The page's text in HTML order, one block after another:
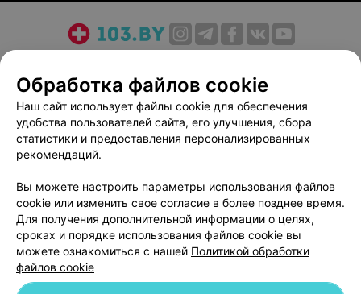
Медицинский маркетинг
Публичный договор
Пользовательское соглашение
Способы оплаты
Вакансии
Партнеры
Написать руководителю 103.by
Персональные настройки cookie
Обработка персональных данных
Обработка файлов cookie
Наш сайт использует файлы cookie для обеспечения
удобства пользователей сайта, его улучшения, сбора
статистики и предоставления персонализированных
рекомендаций.
Вы можете настроить параметры использования файлов
cookie или изменить свое согласие в более позднее время.
Для получения дополнительной информации о целях,
сроках и порядке использования файлов cookie вы
можете ознакомиться с нашей Политикой обработки
файлов cookie